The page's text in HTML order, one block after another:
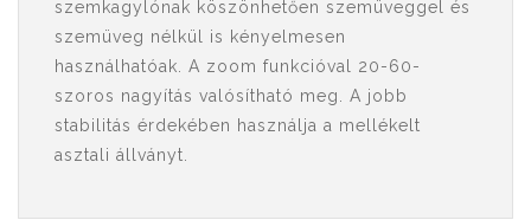
szemkagylónak köszönhetően szemüveggel és
szemüveg nélkül is kényelmesen
használhatóak. A zoom funkcióval 20-60-
szoros nagyítás valósítható meg. A jobb
stabilitás érdekében használja a mellékelt
asztali állványt.